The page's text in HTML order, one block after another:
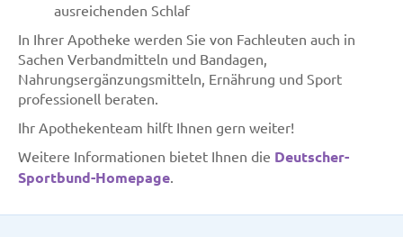
ausreichenden Schlaf
In Ihrer Apotheke werden Sie von Fachleuten auch in
Sachen Verbandmitteln und Bandagen,
Nahrungsergänzungsmitteln, Ernährung und Sport
professionell beraten.
Ihr Apothekenteam hilft Ihnen gern weiter!
Weitere Informationen bietet Ihnen die Deutscher-
Sportbund-Homepage.